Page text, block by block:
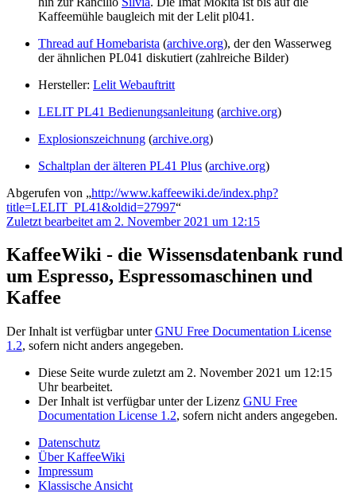
Kaffeemühle baugleich mit der Lelit pl041.
Thread auf Homebarista (archive.org), der den Wasserweg
der ähnlichen PL041 diskutiert (zahlreiche Bilder)
Hersteller: Lelit Webauftritt
LELIT PL41 Bedienungsanleitung (archive.org)
Explosionszeichnung (archive.org)
Schaltplan der älteren PL41 Plus (archive.org)
Abgerufen von „http://www.kaffeewiki.de/index.php?
title=LELIT_PL41&oldid=27997“
Zuletzt bearbeitet am 2. November 2021 um 12:15
KaffeeWiki - die Wissensdatenbank rund
um Espresso, Espressomaschinen und
Kaffee
Der Inhalt ist verfügbar unterGNU Free Documentation License
1.2, sofern nicht anders angegeben.
Diese Seite wurde zuletzt am 2. November 2021 um 12:15
Uhr bearbeitet.
Der Inhalt ist verfügbar unter der Lizenz GNU Free
Documentation License 1.2, sofern nicht anders angegeben.
Datenschutz
Über KaffeeWiki
Impressum
Klassische Ansicht